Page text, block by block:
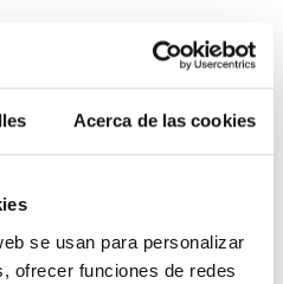
Acerca de las cookies
se usan para personalizar
ofrecer funciones de redes
Sextant